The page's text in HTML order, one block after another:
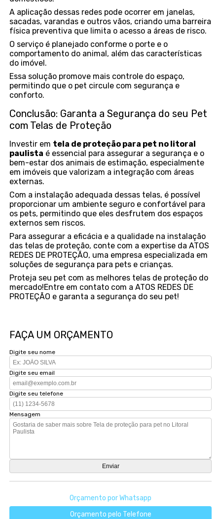
A aplicação dessas redes pode ocorrer em janelas,
sacadas, varandas e outros vãos, criando uma barreira
física preventiva que limita o acesso a áreas de risco.
O serviço é planejado conforme o porte e o
comportamento do animal, além das características
do imóvel.
Essa solução promove mais controle do espaço,
permitindo que o pet circule com segurança e
conforto.
Conclusão: Garanta a Segurança do seu Pet
com Telas de Proteção
Investir em tela de proteção para pet no litoral
paulista é essencial para assegurar a segurança e o
bem-estar dos animais de estimação, especialmente
em imóveis que valorizam a integração com áreas
externas.
Com a instalação adequada dessas telas, é possível
proporcionar um ambiente seguro e confortável para
os pets, permitindo que eles desfrutem dos espaços
externos sem riscos.
Para assegurar a eficácia e a qualidade na instalação
das telas de proteção, conte com a expertise da ATOS
REDES DE PROTEÇÃO, uma empresa especializada em
soluções de segurança para pets e crianças.
Proteja seu pet com as melhores telas de proteção do
mercado!Entre em contato com a ATOS REDES DE
PROTEÇÃO e garanta a segurança do seu pet!
FAÇA UM ORÇAMENTO
Digite seu nome
Digite seu email
Digite seu telefone
Mensagem
Orçamento por Whatsapp
Orçamento pelo Telefone